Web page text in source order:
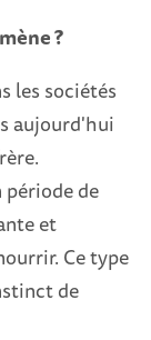
?
les sociétés
aujourd'hui
de
et
Ce type
de